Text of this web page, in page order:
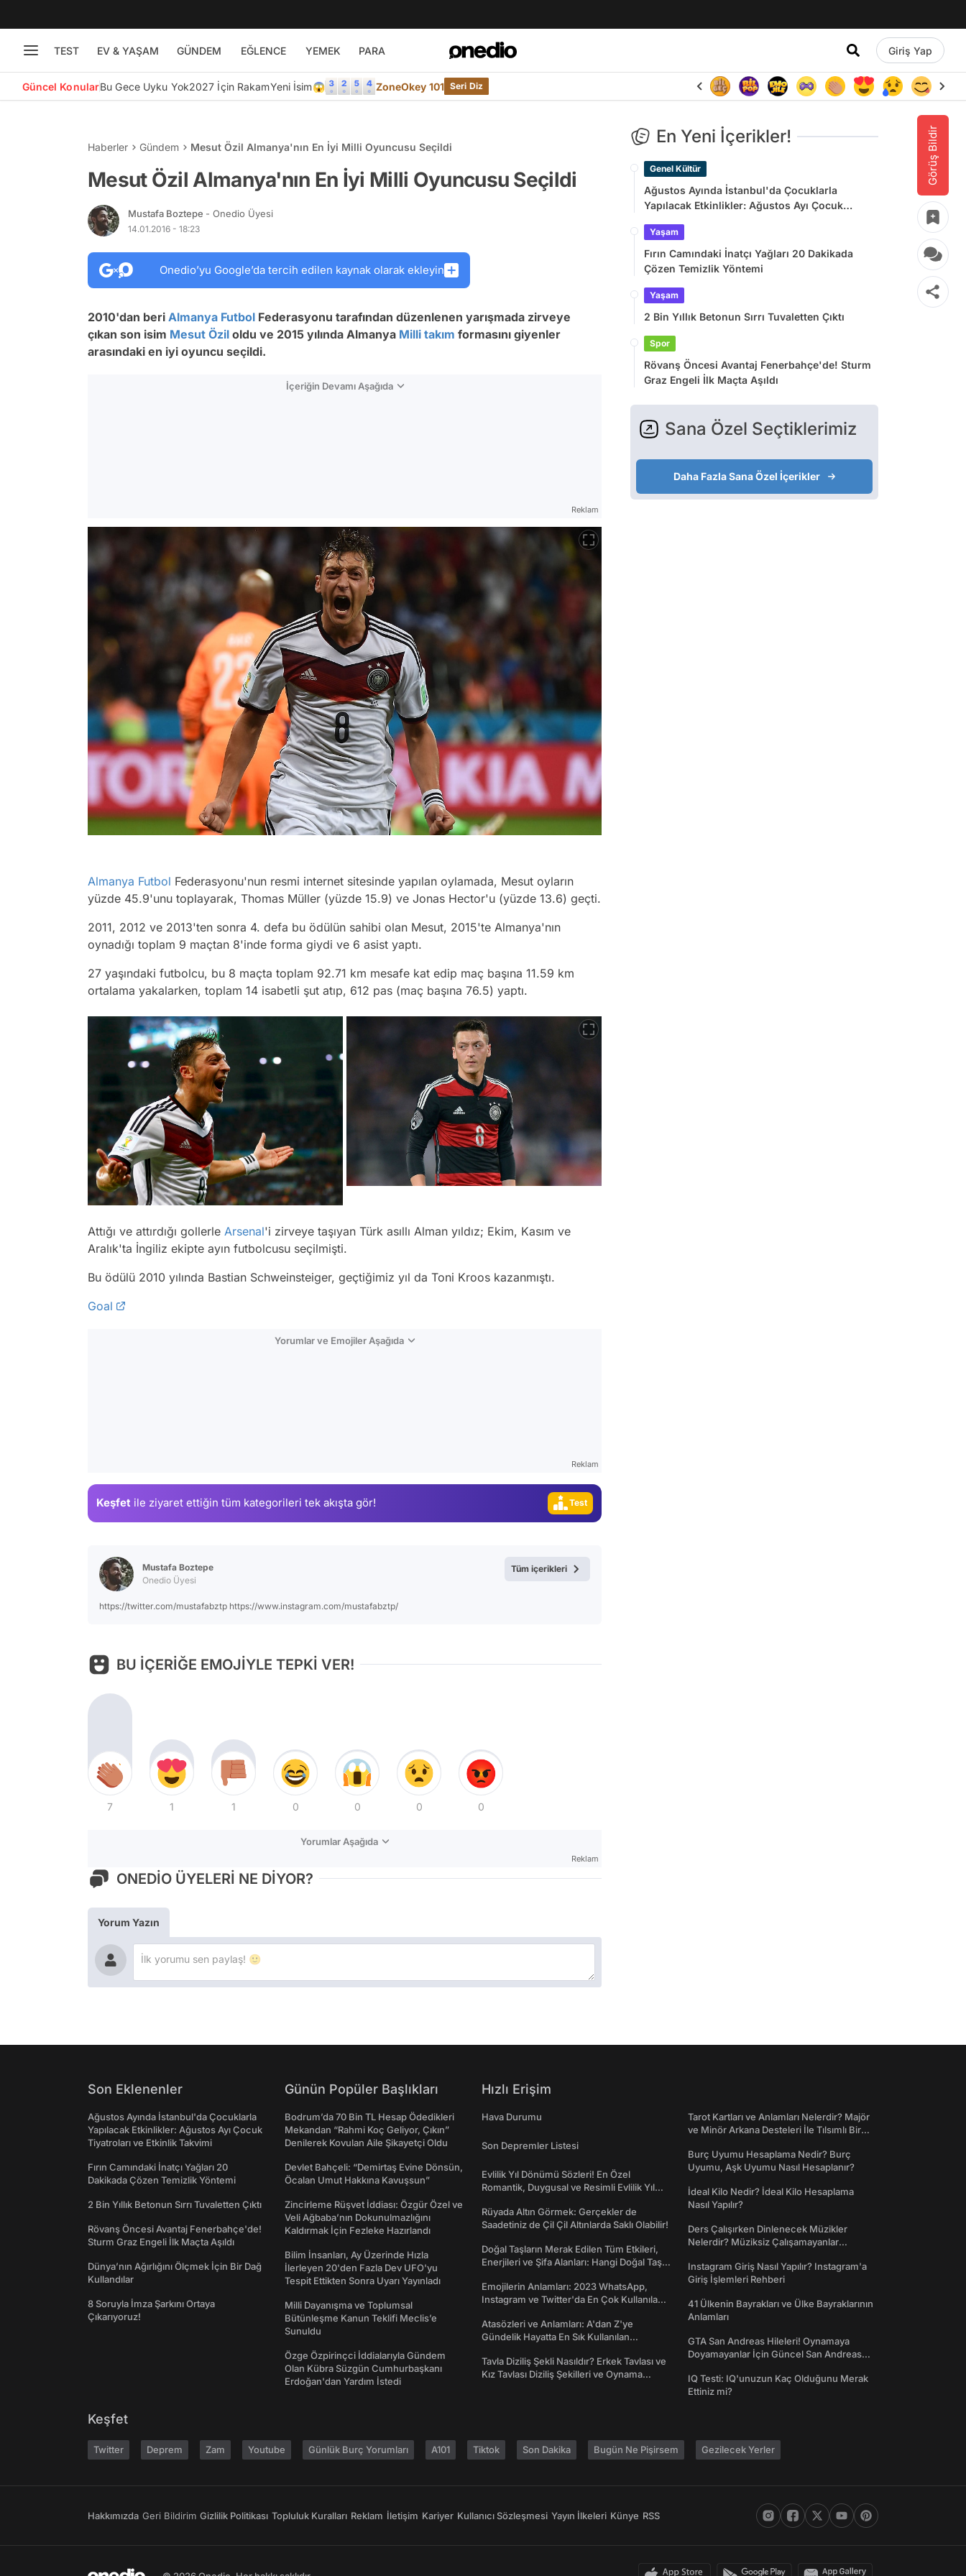
TEST EV & YAŞAM GÜNDEM EĞLENCE YEMEK PARA Giriş Yap
Güncel KonularBu Gece Uyku Yok2027 İçin RakamYeni İsim😱 ZoneOkey 101 Seri Diz
Görüş Bildir
Haberler Gündem Mesut Özil Almanya'nın En İyi Milli Oyuncusu Seçildi
Mesut Özil Almanya'nın En İyi Milli Oyuncusu Seçildi
Mustafa Boztepe - Onedio Üyesi
14.01.2016 - 18:23
Onedio’yu Google’da tercih edilen kaynak olarak ekleyin
2010'dan beri Almanya Futbol Federasyonu tarafından düzenlenen yarışmada zirveye
çıkan son isim Mesut Özil oldu ve 2015 yılında Almanya Milli takım formasını giyenler
arasındaki en iyi oyuncu seçildi.
İçeriğin Devamı Aşağıda
Reklam
Almanya Futbol Federasyonu'nun resmi internet sitesinde yapılan oylamada, Mesut oyların
yüzde 45.9'unu toplayarak, Thomas Müller (yüzde 15.9) ve Jonas Hector'u (yüzde 13.6) geçti.
2011, 2012 ve 2013'ten sonra 4. defa bu ödülün sahibi olan Mesut, 2015'te Almanya'nın
oynadığı toplam 9 maçtan 8'inde forma giydi ve 6 asist yaptı.
27 yaşındaki futbolcu, bu 8 maçta toplam 92.71 km mesafe kat edip maç başına 11.59 km
ortalama yakalarken, toplam 14 isabetli şut atıp, 612 pas (maç başına 76.5) yaptı.
Attığı ve attırdığı gollerle Arsenal'i zirveye taşıyan Türk asıllı Alman yıldız; Ekim, Kasım ve
Aralık'ta İngiliz ekipte ayın futbolcusu seçilmişti.
Bu ödülü 2010 yılında Bastian Schweinsteiger, geçtiğimiz yıl da Toni Kroos kazanmıştı.
Goal
Yorumlar ve Emojiler Aşağıda
Reklam
Keşfet ile ziyaret ettiğin tüm kategorileri tek akışta gör! Gündem
Test
Mustafa Boztepe
Onedio Üyesi
https://twitter.com/mustafabztp https://www.instagram.com/mustafabztp/
Tüm içerikleri
BU İÇERİĞE EMOJİYLE TEPKİ VER!
7 1 1 0 0 0 0
Yorumlar Aşağıda
Reklam
ONEDİO ÜYELERİ NE DİYOR?
Yorum Yazın
En Yeni İçerikler!
Genel Kültür
Ağustos Ayında İstanbul'da Çocuklarla
Yapılacak Etkinlikler: Ağustos Ayı Çocuk
Yaşam
Fırın Camındaki İnatçı Yağları 20 Dakikada
Çözen Temizlik Yöntemi
Yaşam
2 Bin Yıllık Betonun Sırrı Tuvaletten Çıktı
Spor
Rövanş Öncesi Avantaj Fenerbahçe'de! Sturm
Graz Engeli İlk Maçta Aşıldı
Sana Özel Seçtiklerimiz
Daha Fazla Sana Özel İçerikler
Son Eklenenler
Ağustos Ayında İstanbul'da Çocuklarla
Yapılacak Etkinlikler: Ağustos Ayı Çocuk
Tiyatroları ve Etkinlik Takvimi
Fırın Camındaki İnatçı Yağları 20
Dakikada Çözen Temizlik Yöntemi
2 Bin Yıllık Betonun Sırrı Tuvaletten Çıktı
Rövanş Öncesi Avantaj Fenerbahçe'de!
Sturm Graz Engeli İlk Maçta Aşıldı
Dünya’nın Ağırlığını Ölçmek İçin Bir Dağ
Kullandılar
8 Soruyla İmza Şarkını Ortaya
Çıkarıyoruz!
Günün Popüler Başlıkları
Bodrum’da 70 Bin TL Hesap Ödedikleri
Mekandan “Rahmi Koç Geliyor, Çıkın”
Denilerek Kovulan Aile Şikayetçi Oldu
Devlet Bahçeli: “Demirtaş Evine Dönsün,
Öcalan Umut Hakkına Kavuşsun”
Zincirleme Rüşvet İddiası: Özgür Özel ve
Veli Ağbaba’nın Dokunulmazlığını
Kaldırmak İçin Fezleke Hazırlandı
Bilim İnsanları, Ay Üzerinde Hızla
İlerleyen 20'den Fazla Dev UFO'yu
Tespit Ettikten Sonra Uyarı Yayınladı
Milli Dayanışma ve Toplumsal
Bütünleşme Kanun Teklifi Meclis’e
Sunuldu
Özge Özpirinçci İddialarıyla Gündem
Olan Kübra Süzgün Cumhurbaşkanı
Erdoğan'dan Yardım İstedi
Hızlı Erişim
Hava Durumu
Son Depremler Listesi
Evlilik Yıl Dönümü Sözleri! En Özel
Romantik, Duygusal ve Resimli Evlilik Yıl
Rüyada Altın Görmek: Gerçekler de
Saadetiniz de Çil Çil Altınlarda Saklı Olabilir!
Doğal Taşların Merak Edilen Tüm Etkileri,
Enerjileri ve Şifa Alanları: Hangi Doğal Taş
Emojilerin Anlamları: 2023 WhatsApp,
Instagram ve Twitter'da En Çok Kullanılan
Atasözleri ve Anlamları: A'dan Z'ye
Gündelik Hayatta En Sık Kullanılan
Tavla Diziliş Şekli Nasıldır? Erkek Tavlası ve
Kız Tavlası Diziliş Şekilleri ve Oynama
Tarot Kartları ve Anlamları Nelerdir? Majör
ve Minör Arkana Desteleri İle Tılsımlı Bir
Burç Uyumu Hesaplama Nedir? Burç
Uyumu, Aşk Uyumu Nasıl Hesaplanır?
İdeal Kilo Nedir? İdeal Kilo Hesaplama
Nasıl Yapılır?
Ders Çalışırken Dinlenecek Müzikler
Nelerdir? Müziksiz Çalışamayanlar
Instagram Giriş Nasıl Yapılır? Instagram'a
Giriş İşlemleri Rehberi
41 Ülkenin Bayrakları ve Ülke Bayraklarının
Anlamları
GTA San Andreas Hileleri! Oynamaya
Doyamayanlar İçin Güncel San Andreas
IQ Testi: IQ'unuzun Kaç Olduğunu Merak
Ettiniz mi?
Keşfet
Twitter Deprem Zam Youtube Günlük Burç Yorumları A101 Tiktok Son Dakika Bugün Ne Pişirsem Gezilecek Yerler
Hakkımızda Geri Bildirim Gizlilik Politikası Topluluk Kuralları Reklam İletişim Kariyer Kullanıcı Sözleşmesi Yayın İlkeleri Künye RSS